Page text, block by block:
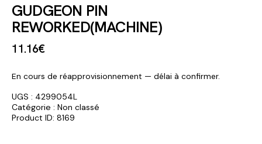
GUDGEON PIN
REWORKED(MACHINE)
11.16€
En cours de réapprovisionnement — délai à confirmer.
UGS : 4299054L
Catégorie : Non classé
Product ID: 8169